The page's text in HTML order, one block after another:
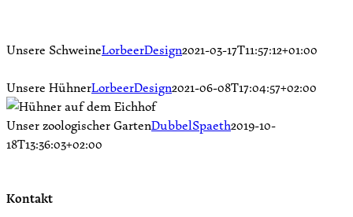
Unsere SchweineLorbeerDesign2021-03-17T11:57:12+01:00
Unsere HühnerLorbeerDesign2021-06-08T17:04:57+02:00
Unser zoologischer GartenDubbelSpaeth2019-10-
18T13:36:03+02:00
Kontakt